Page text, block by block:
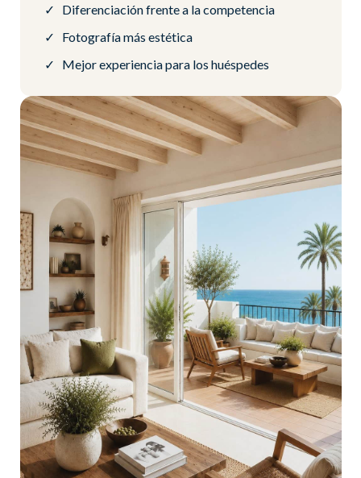
Diferenciación frente a la competencia
Fotografía más estética
Mejor experiencia para los huéspedes